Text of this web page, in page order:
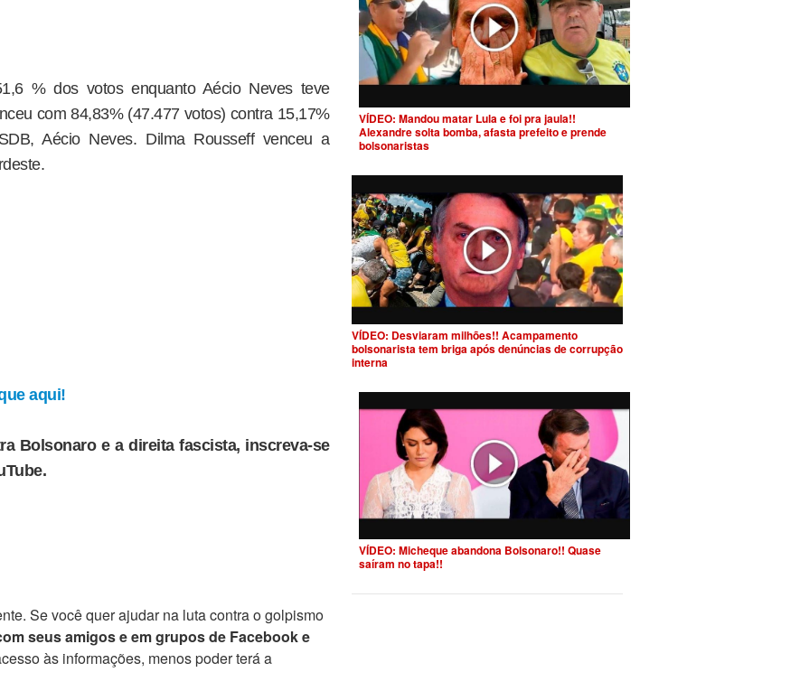
% dos votos enquanto Aécio Neves teve
com 84,83% (47.477 votos) contra 15,17%
Aécio Neves. Dilma Rousseff venceu a
aqui!
Bolsonaro e a direita fascista, inscreva-se
Se você quer ajudar na luta contra o golpismo
seus amigos e em grupos de Facebook e
às informações, menos poder terá a
VÍDEO: Mandou matar Lula e foi pra jaula!!
Alexandre solta bomba, afasta prefeito e prende
bolsonaristas
VÍDEO: Desviaram milhões!! Acampamento
bolsonarista tem briga após denúncias de corrupção
interna
VÍDEO: Micheque abandona Bolsonaro!! Quase
saíram no tapa!!